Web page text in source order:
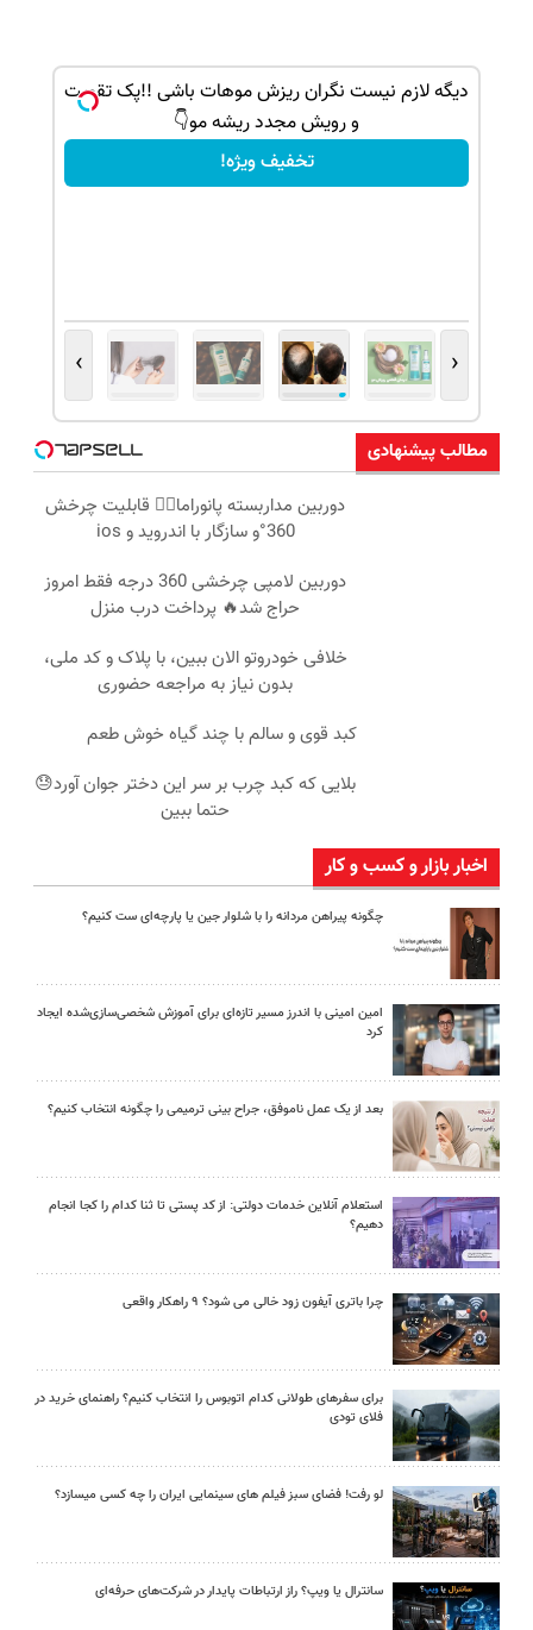
دیگه لازم نیست نگران ریزش موهات باشی !!پک تقویت
و رویش مجدد ریشه مو👇
تخفیف ویژه!
‹
›
مطالب پیشنهادی
دوربین مداربسته پانوراما👈🏻 قابلیت چرخش
360°و سازگار با اندروید و ios
دوربین لامپی چرخشی 360 درجه فقط امروز
حراج شد🔥 پرداخت درب منزل
خلافی خودروتو الان ببین، با پلاک و کد ملی،
بدون نیاز به مراجعه حضوری
کبد قوی و سالم با چند گیاه خوش طعم
بلایی که کبد چرب بر سر این دختر جوان آورد😓
حتما ببین
اخبار بازار و کسب و کار
چگونه پیراهن مردانه را با شلوار جین یا پارچه‌ای ست کنیم؟
امین امینی با اندرز مسیر تازه‌ای برای آموزش شخصی‌سازی‌شده ایجاد
کرد
بعد از یک عمل ناموفق، جراح بینی ترمیمی را چگونه انتخاب کنیم؟
استعلام آنلاین خدمات دولتی: از کد پستی تا ثنا کدام را کجا انجام
دهیم؟
چرا باتری آیفون زود خالی می شود؟ ۹ راهکار واقعی
برای سفرهای طولانی کدام اتوبوس را انتخاب کنیم؟ راهنمای خرید در
فلای تودی
لو رفت! فضای سبز فیلم های سینمایی ایران را چه کسی میسازد؟
سانترال یا ویپ؟ راز ارتباطات پایدار در شرکت‌های حرفه‌ای